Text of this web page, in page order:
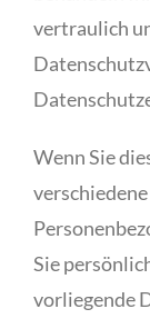
vertraulich
Wenn Sie
Sie
vorliegende